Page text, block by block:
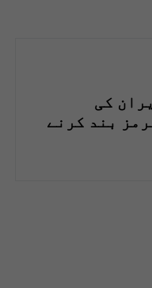
کی
بند کرنے